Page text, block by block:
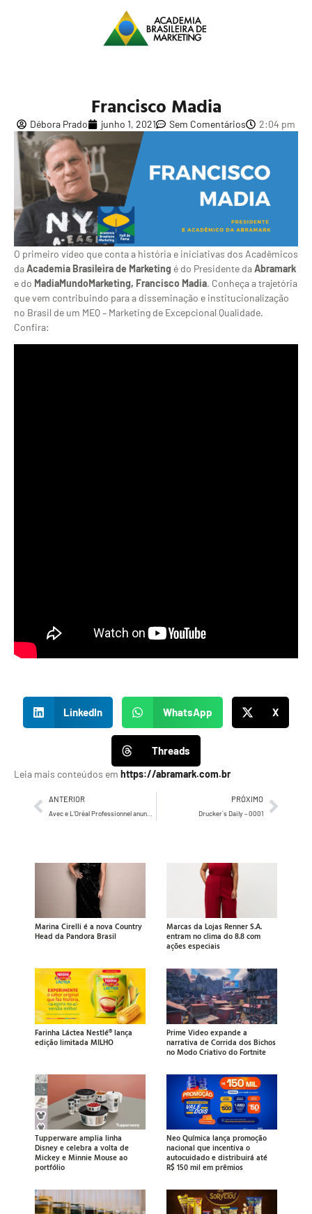
Francisco Madia
Débora Prado junho 1, 2021 Sem Comentários 2:04 pm
O primeiro vídeo que conta a história e iniciativas dos Acadêmicos
daAcademia Brasileira de Marketing é do Presidente daAbramark
e do MadiaMundoMarketing, Francisco Madia. Conheça a trajetória
que vem contribuindo para a disseminação e institucionalização
no Brasil de um MEQ – Marketing de Excepcional Qualidade.
Confira:
LinkedIn WhatsApp X
Threads
Leia mais conteúdos em https://abramark.com.br
ANTERIOR PRÓXIMO
Drucker´s Daily – 0001
Marina Cirelli é a nova Country
Head da Pandora Brasil
Marcas da Lojas Renner S.A.
entram no clima do 8.8 com
ações especiais
Farinha Láctea Nestlé® lança
edição limitada MILHO
Prime Video expande a
narrativa de Corrida dos Bichos
no Modo Criativo do Fortnite
Tupperware amplia linha
Disney e celebra a volta de
Mickey e Minnie Mouse ao
portfólio
Neo Química lança promoção
nacional que incentiva o
autocuidado e distribuirá até
R$ 150 mil em prêmios